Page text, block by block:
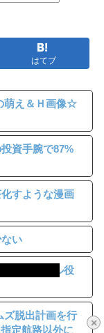
×
はてブ
萌え＆Ｈ画像☆
資手腕で87%
すような漫画
い
ん、ダブル役
ズ脱出計画を行
定航路以外に